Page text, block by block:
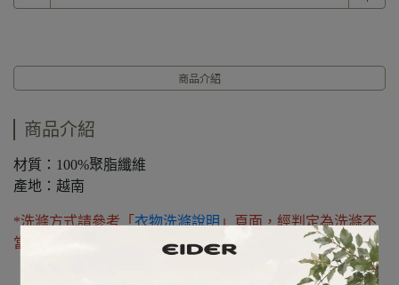
商品介紹
商品介紹
材質：100%聚脂纖維
產地：越南
*洗滌方式請參考「 衣物洗滌說明 」頁面，經判定為洗滌不
當則不在保固範圍內，請多加注意。